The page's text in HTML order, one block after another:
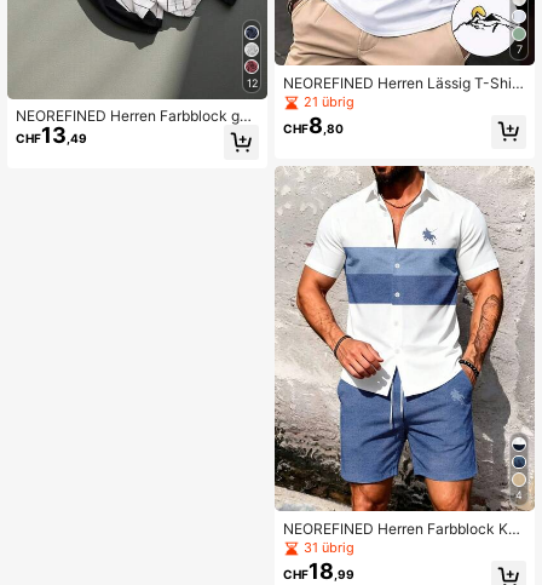
12
NEOREFINED Herren Farbblock ges
treiftes Poloshirt mit Buchstabe Mu
CHF13 ,49
7
NEOREFINED Herren Lässig T-Shirt
mit Bergstickerei Muster, Urlaub
21 übrig
CHF8 ,80
4
NEOREFINED Herren Farbblock Kur
zarmhemd und Kordelzug-Shorts S
et
31 übrig
CHF18 ,99